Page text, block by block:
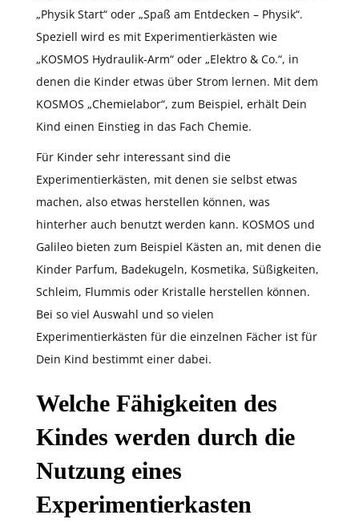
„Physik Start“ oder „Spaß am Entdecken – Physik“.
Speziell wird es mit Experimentierkästen wie
„KOSMOS Hydraulik-Arm“ oder „Elektro & Co.“, in
denen die Kinder etwas über Strom lernen. Mit dem
KOSMOS „Chemielabor“, zum Beispiel, erhält Dein
Kind einen Einstieg in das Fach Chemie.
Für Kinder sehr interessant sind die
Experimentierkästen, mit denen sie selbst etwas
machen, also etwas herstellen können, was
hinterher auch benutzt werden kann. KOSMOS und
Galileo bieten zum Beispiel Kästen an, mit denen die
Kinder Parfum, Badekugeln, Kosmetika, Süßigkeiten,
Schleim, Flummis oder Kristalle herstellen können.
Bei so viel Auswahl und so vielen
Experimentierkästen für die einzelnen Fächer ist für
Dein Kind bestimmt einer dabei.
Welche Fähigkeiten des
Kindes werden durch die
Nutzung eines
Experimentierkasten